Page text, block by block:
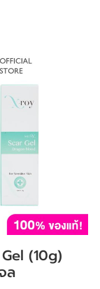
(10g)
ล